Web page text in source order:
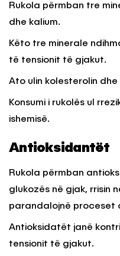
Rukola përmban tre
dhe kalium.
Këto tre minerale
të tensionit të gjakut.
Ato ulin kolesterolin
Konsumi i rukolës ul
ishemisë.
Antioksidantët
Rukola përmban
glukozës në gjak, rrisin
parandalojnë proceset
Antioksidatët janë
tensionit të gjakut.